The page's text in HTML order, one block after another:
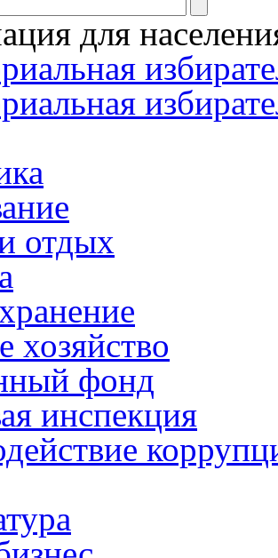
для
отдых
хозяйство
фонд
инспекция